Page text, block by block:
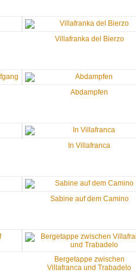
Villafranka del Bierzo
Abdampfen
In Villafranca
Sabine auf dem Camino
Bergetappe zwischen
Villafranca und Trabadelo